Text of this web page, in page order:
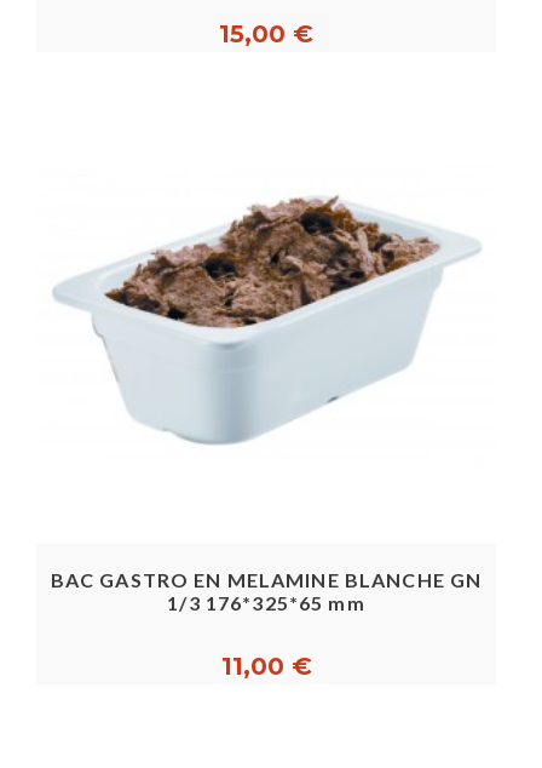
15,00 €
BAC GASTRO EN MELAMINE BLANCHE GN
1/3 176*325*65 mm
11,00 €